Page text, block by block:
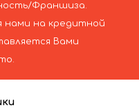
Франшиза.
нами на кредитной
Вами